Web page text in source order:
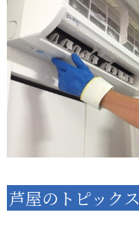
芦屋のトピックス